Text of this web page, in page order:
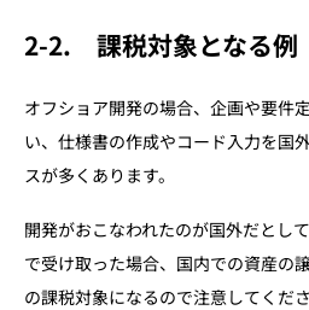
2-2. 課税対象となる例
オフショア開発の場合、企画や要件
い、仕様書の作成やコード入力を国
スが多くあります。
開発がおこなわれたのが国外だとし
で受け取った場合、国内での資産の
の課税対象になるので注意してくだ